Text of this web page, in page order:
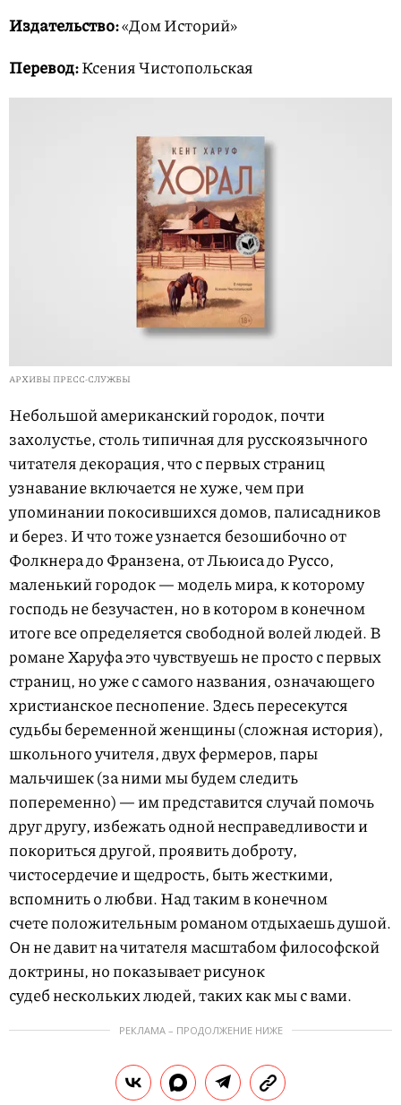
Издательство:«Дом Историй»
Перевод:Ксения Чистопольская
АРХИВЫ ПРЕСС-СЛУЖБЫ
Небольшой американский городок, почти
захолустье, столь типичная для русскоязычного
читателя декорация, что с первых страниц
узнавание включается не хуже, чем при
упоминании покосившихся домов, палисадников
и берез. И что тоже узнается безошибочно от
Фолкнера до Франзена, от Льюиса до Руссо,
маленький городок — модель мира, к которому
господь не безучастен, но в котором в конечном
итоге все определяется свободной волей людей. В
романе Харуфа это чувствуешь не просто с первых
страниц, но уже с самого названия, означающего
христианское песнопение. Здесь пересекутся
судьбы беременной женщины (сложная история),
школьного учителя, двух фермеров, пары
мальчишек (за ними мы будем следить
попеременно) — им представится случай помочь
друг другу, избежать одной несправедливости и
покориться другой, проявить доброту,
чистосердечие и щедрость, быть жесткими,
вспомнить о любви. Над таким в конечном
счете положительным романом отдыхаешь душой.
Он не давит на читателя масштабом философской
доктрины, но показывает рисунок
судеб нескольких людей, таких как мы с вами.
РЕКЛАМА – ПРОДОЛЖЕНИЕ НИЖЕ